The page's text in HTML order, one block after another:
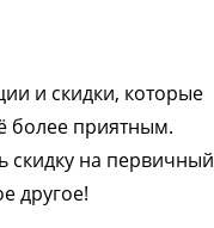
и скидки, которые
более приятным.
скидку на первичный
другое!